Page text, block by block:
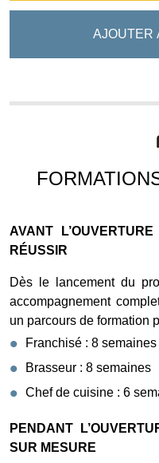
AJOUTER
AVANT
RÉUSSIR
Dès le lancement du
accompagnement
un parcours de formation
Franchisé : 8 semaines
Brasseur : 8 semaines
Chef de cuisine : 6
PENDANT
SUR MESURE